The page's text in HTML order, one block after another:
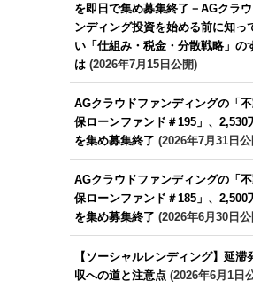
を即日で集め募集終了－AGクラ
ンディング投資を始める前に知っ
い「仕組み・税金・分散戦略」の
は(2026年7月15日公開)
AGクラウドファンディングの「
保ローンファンド＃195」、2,530
を集め募集終了 (2026年7月31日公
AGクラウドファンディングの「
保ローンファンド＃185」、2,500
を集め募集終了 (2026年6月30日公
【ソーシャルレンディング】延滞
収への道と注意点(2026年6月1日